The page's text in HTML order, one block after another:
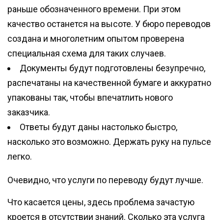
раньше обозначенного времени. При этом
качество останется на высоте. У бюро переводов
создана и многолетним опытом проверена
специальная схема для таких случаев.
Документы будут подготовлены безупречно,
распечатаны на качественной бумаге и аккуратно
упакованы так, чтобы впечатлить нового
заказчика.
Ответы будут даны настолько быстро,
насколько это возможно. Держать руку на пульсе
легко.
Очевидно, что услуги по переводу будут лучше.
Что касается цены, здесь проблема зачастую
кроется в отсутствии знаний. Сколько эта услуга